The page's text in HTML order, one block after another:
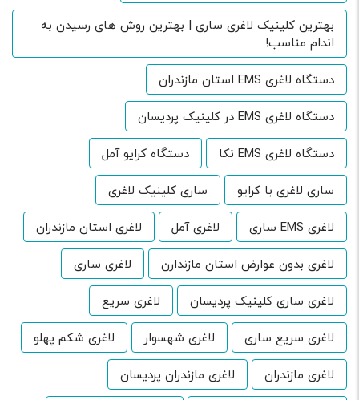
بهترین کلینیک لاغری ساری | بهترین روش های رسیدن به
اندام مناسب!
دستگاه لاغری EMS استان مازندران
دستگاه لاغری EMS در کلینیک پردیسان
دستگاه لاغری EMS نکا
دستگاه کرایو آمل
ساری لاغری با کرایو
ساری کلینیک لاغری
لاغری EMS ساری
لاغری آمل
لاغری استان مازندران
لاغری بدون عوارض استان مازندارن
لاغری ساری
لاغری ساری کلینیک پردیسان
لاغری سریع
لاغری سریع ساری
لاغری شهسوار
لاغری شکم پهلو
لاغری مازندران
لاغری مازندران پردیسان